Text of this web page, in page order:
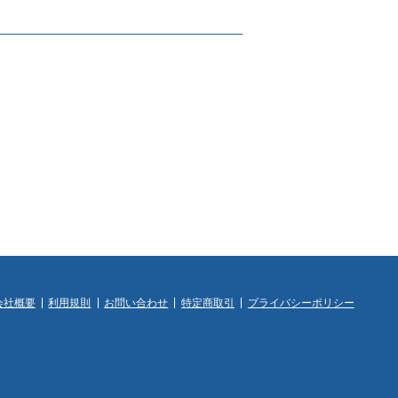
社概要 利用規則 お問い合わせ 特定商取引 プライバシーポリシー